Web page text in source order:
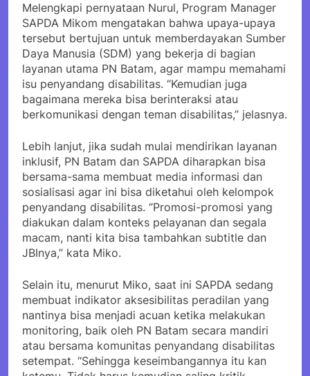
Melengkapi pernyataan Nurul, Program Manager
SAPDA Mikom mengatakan bahwa upaya-upaya
tersebut bertujuan untuk memberdayakan Sumber
Daya Manusia (SDM) yang bekerja di bagian
layanan utama PN Batam, agar mampu memahami
isu penyandang disabilitas. “Kemudian juga
bagaimana mereka bisa berinteraksi atau
berkomunikasi dengan teman disabilitas,” jelasnya.
Lebih lanjut, jika sudah mulai mendirikan layanan
inklusif, PN Batam dan SAPDA diharapkan bisa
bersama-sama membuat media informasi dan
sosialisasi agar ini bisa diketahui oleh kelompok
penyandang disabilitas. “Promosi-promosi yang
diakukan dalam konteks pelayanan dan segala
macam, nanti kita bisa tambahkan subtitle dan
JBInya,” kata Miko.
Selain itu, menurut Miko, saat ini SAPDA sedang
membuat indikator aksesibilitas peradilan yang
nantinya bisa menjadi acuan ketika melakukan
monitoring, baik oleh PN Batam secara mandiri
atau bersama komunitas penyandang disabilitas
setempat. “Sehingga keseimbangannya itu kan